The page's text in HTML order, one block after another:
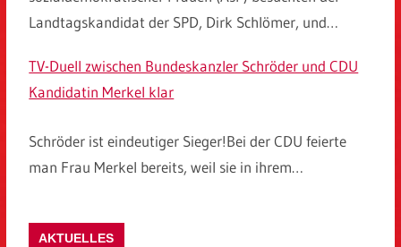
Landtagskandidat der SPD, Dirk Schlömer, und…
TV-Duell zwischen Bundeskanzler Schröder und CDU
Kandidatin Merkel klar
Schröder ist eindeutiger Sieger!Bei der CDU feierte
man Frau Merkel bereits, weil sie in ihrem…
AKTUELLES